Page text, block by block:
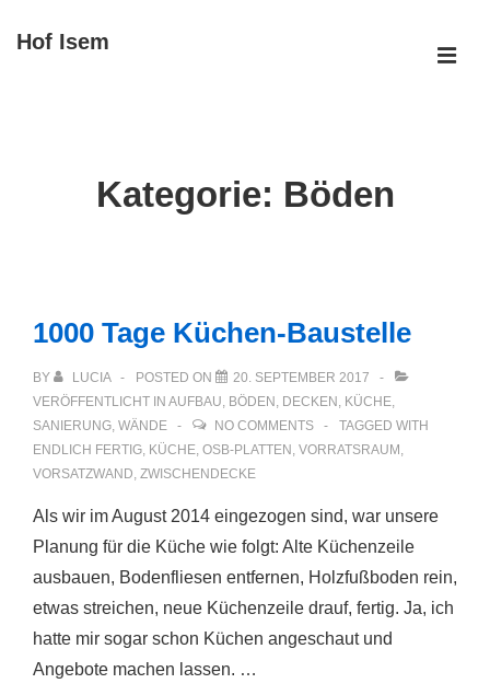
ZumHof Isem
Kategorie: Böden
1000 Tage Küchen-Baustelle
BY LUCIA POSTED ON
20. SEPTEMBER 2017
VERÖFFENTLICHT IN AUFBAU, BÖDEN , DECKEN , KÜCHE,
SANIERUNG, WÄNDE NO COMMENTS
TAGGED WITH
ENDLICH FERTIG, KÜCHE, OSB-PLATTEN , VORRATSRAUM ,
VORSATZWAND, ZWISCHENDECKE
Als wir im August 2014 eingezogen sind, war unsere
Planung für die Küche wie folgt: Alte Küchenzeile
ausbauen, Bodenfliesen entfernen, Holzfußboden rein,
etwas streichen, neue Küchenzeile drauf, fertig. Ja, ich
hatte mir sogar schon Küchen angeschaut und
Angebote machen lassen. …